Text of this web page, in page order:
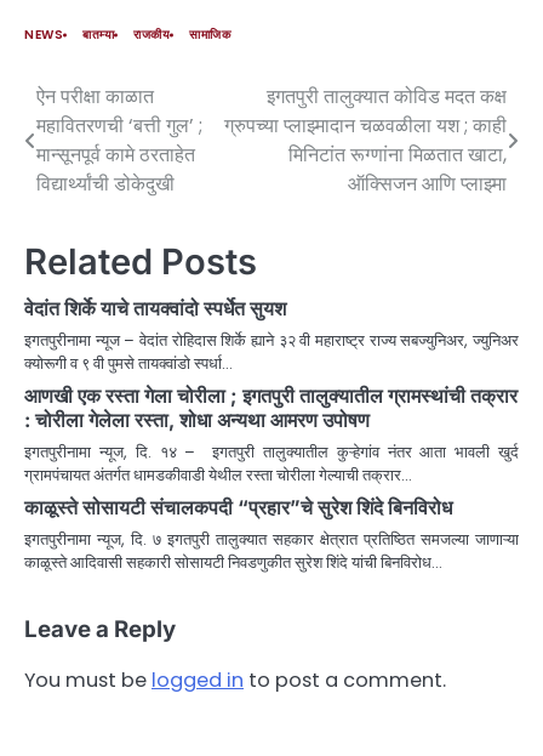
NEWS बातम्या राजकीय सामाजिक
ऐन परीक्षा काळात
महावितरणची ‘बत्ती गुल’ ;
मान्सूनपूर्व कामे ठरताहेत
विद्यार्थ्यांची डोकेदुखी
इगतपुरी तालुक्यात कोविड मदत कक्ष
ग्रुपच्या प्लाझ्मादान चळवळीला यश ; काही
मिनिटांत रूग्णांना मिळतात खाटा,
ऑक्सिजन आणि प्लाझ्मा
Related Posts
वेदांत शिर्के याचे तायक्वांदो स्पर्धेत सुयश
इगतपुरीनामा न्यूज – वेदांत रोहिदास शिर्के ह्याने ३२ वी महाराष्ट्र राज्य सबज्युनिअर, ज्युनिअर
क्योरूगी व ९ वी पुमसे तायक्वांडो स्पर्धा…
आणखी एक रस्ता गेला चोरीला ; इगतपुरी तालुक्यातील ग्रामस्थांची तक्रार
: चोरीला गेलेला रस्ता, शोधा अन्यथा आमरण उपोषण
इगतपुरीनामा न्यूज, दि. १४ – इगतपुरी तालुक्यातील कुऱ्हेगांव नंतर आता भावली खुर्द
ग्रामपंचायत अंतर्गत धामडकीवाडी येथील रस्ता चोरीला गेल्याची तक्रार…
काळूस्ते सोसायटी संचालकपदी “प्रहार”चे सुरेश शिंदे बिनविरोध
इगतपुरीनामा न्यूज, दि. ७ इगतपुरी तालुक्यात सहकार क्षेत्रात प्रतिष्ठित समजल्या जाणाऱ्या
काळूस्ते आदिवासी सहकारी सोसायटी निवडणुकीत सुरेश शिंदे यांची बिनविरोध…
Leave a Reply
You must be logged in to post a comment.